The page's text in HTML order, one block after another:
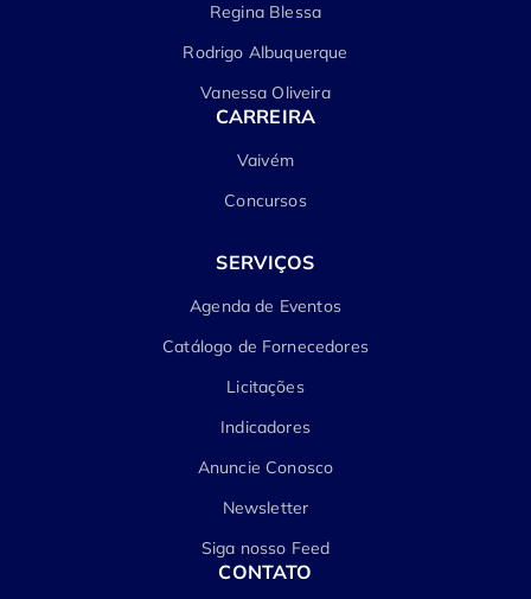
Regina Blessa
Rodrigo Albuquerque
Vanessa Oliveira
CARREIRA
Vaivém
Concursos
SERVIÇOS
Agenda de Eventos
Catálogo de Fornecedores
Licitações
Indicadores
Anuncie Conosco
Newsletter
Siga nosso Feed
CONTATO